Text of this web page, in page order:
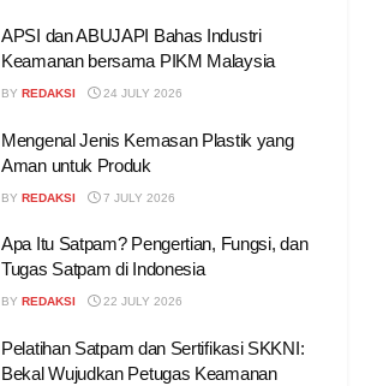
APSI dan ABUJAPI Bahas Industri
Keamanan bersama PIKM Malaysia
BY REDAKSI 24 JULY 2026
Mengenal Jenis Kemasan Plastik yang
Aman untuk Produk
BY REDAKSI 7 JULY 2026
Apa Itu Satpam? Pengertian, Fungsi, dan
Tugas Satpam di Indonesia
BY REDAKSI 22 JULY 2026
Pelatihan Satpam dan Sertifikasi SKKNI:
Bekal Wujudkan Petugas Keamanan